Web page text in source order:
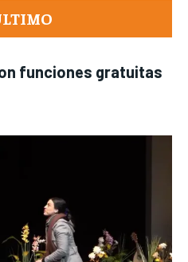
funciones gratuitas